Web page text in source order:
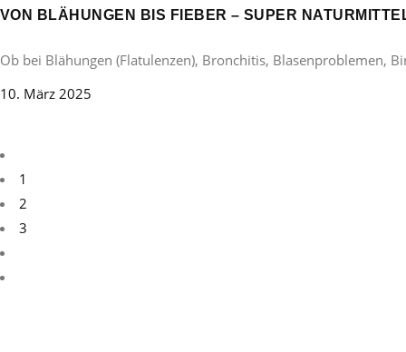
VON BLÄHUNGEN BIS FIEBER – SUPER
Ob bei Blähungen (Flatulenzen), Bronchitis, Blasenproblemen,
10. März 2025
1
2
3